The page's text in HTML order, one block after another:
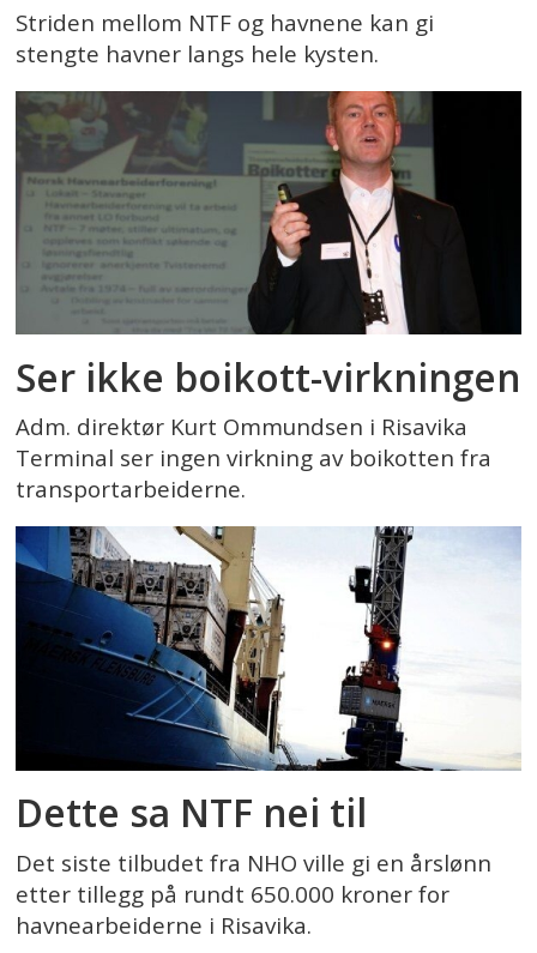
Striden mellom NTF og havnene kan gi
stengte havner langs hele kysten.
Ser ikke boikott-virkningen
Adm. direktør Kurt Ommundsen i Risavika
Terminal ser ingen virkning av boikotten fra
transportarbeiderne.
Dette sa NTF nei til
Det siste tilbudet fra NHO ville gi en årslønn
etter tillegg på rundt 650.000 kroner for
havnearbeiderne i Risavika.